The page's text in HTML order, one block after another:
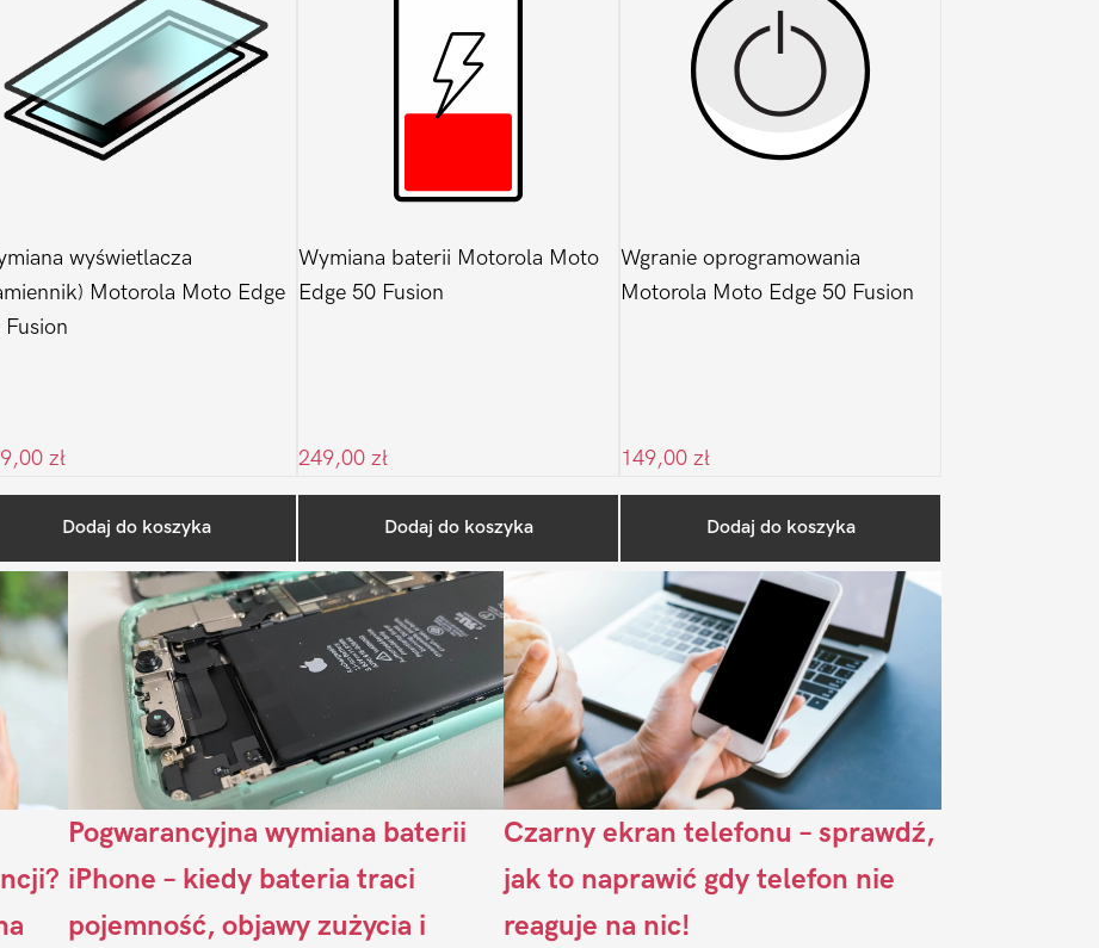
wyświetlacza
Motorola Moto Edge
Fusion
zł
Dodaj do koszyka
Wymiana baterii Motorola Moto
Edge 50 Fusion
249,00 zł
Dodaj do koszyka
Wgranie oprogramowania
Motorola Moto Edge 50 Fusion
149,00 zł
Dodaj do koszyka
Sidebar
Ostatnio na blogu
Pogwarancyjna wymiana baterii
iPhone – kiedy bateria traci
pojemność, objawy zużycia i
Czarny ekran telefonu – sprawdź,
jak to naprawić gdy telefon nie
reaguje na nic!